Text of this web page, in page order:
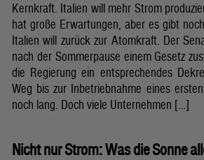
Kernkraft. Italien will mehr Strom
hat große Erwartungen, aber es gibt
Italien will zurück zur Atomkraft. Der
nach der Sommerpause einem Gesetz
die Regierung ein entsprechendes
Weg bis zur Inbetriebnahme eines
noch lang. Doch viele Unternehmen […]
Nicht nur Strom: Was die Sonne